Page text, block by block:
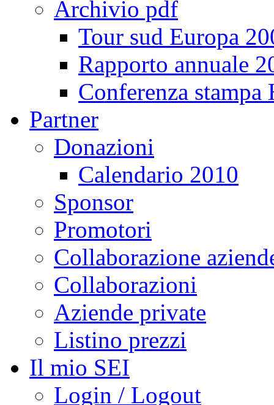
Archivio pdf
Tour sud Europa
Rapporto annuale
Conferenza
Partner
Donazioni
Calendario 2010
Sponsor
Promotori
Collaborazione
Collaborazioni
Aziende private
Listino prezzi
Il mio SEI
Login / Logout